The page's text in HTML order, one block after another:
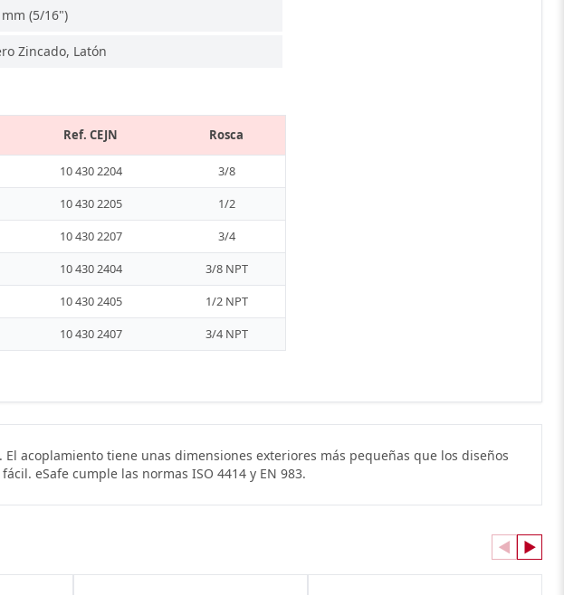
(5/16")
Zincado, Latón
Ref. CEJN Rosca
10 430 2204 3/8
10 430 2205 1/2
10 430 2207 3/4
10 430 2404 3/8 NPT
10 430 2405 1/2 NPT
10 430 2407 3/4 NPT
acoplamiento tiene unas dimensiones exteriores más pequeñas que los diseños
eSafe cumple las normas ISO 4414 y EN 983.
◀ ▶